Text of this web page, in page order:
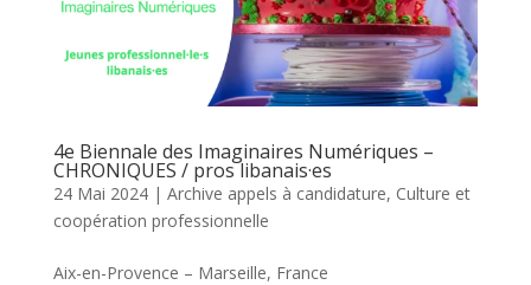
4e Biennale des Imaginaires Numériques –
CHRONIQUES / pros libanais·es
24 Mai 2024| Archive appels à candidature, Culture et
coopération professionnelle
Aix-en-Provence – Marseille, France